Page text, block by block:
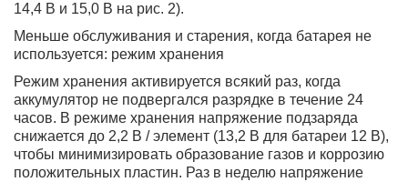
14,4 В и 15,0 В на рис. 2).
Меньше обслуживания и старения, когда батарея не
используется: режим хранения
Режим хранения активируется всякий раз, когда
аккумулятор не подвергался разрядке в течение 24
часов. В режиме хранения напряжение подзаряда
снижается до 2,2 В / элемент (13,2 В для батареи 12 В),
чтобы минимизировать образование газов и коррозию
положительных пластин. Раз в неделю напряжение